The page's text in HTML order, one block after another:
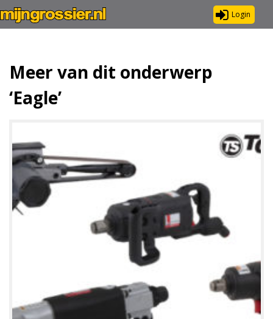
Login
Meer van dit onderwerp
‘Eagle’